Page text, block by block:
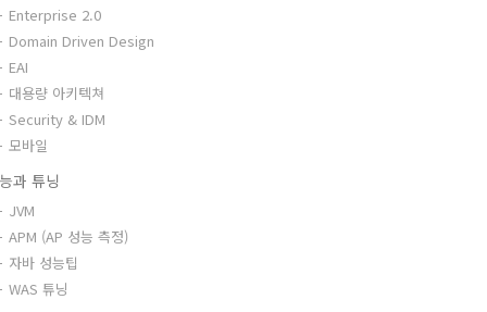
Enterprise 2.0
Domain Driven Design
EAI
대용량 아키텍쳐
Security & IDM
모바일
과 튜닝
JVM
APM (AP 성능 측정)
자바 성능팁
WAS 튜닝